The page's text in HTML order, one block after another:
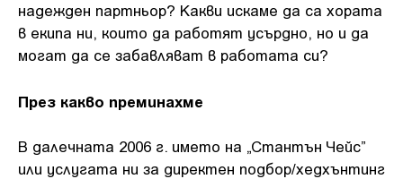
надежден партньор? Какви искаме да са хората
в екипа ни, които да работят усърдно, но и да
могат да се забавляват в работата си?
През какво преминахме
В далечната 2006 г. името на „Стантън Чейс”
или услугата ни за директен подбор/хедхънтинг